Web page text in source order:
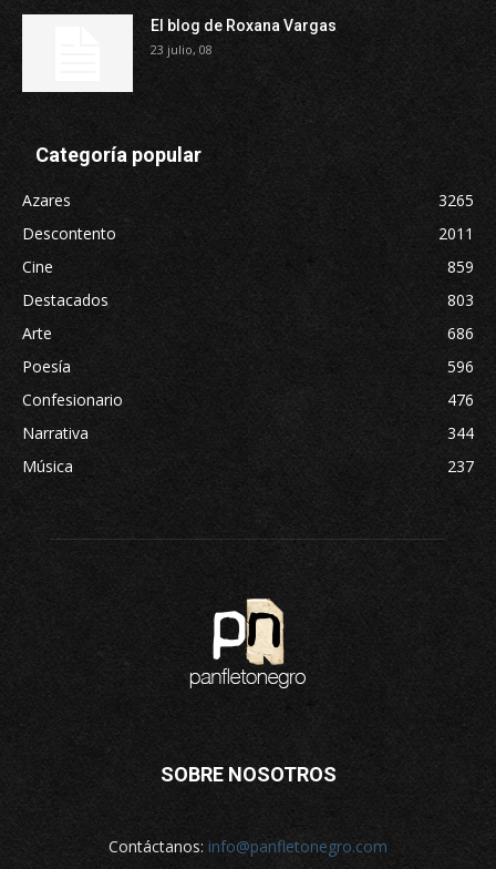
El blog de Roxana Vargas
23 julio, 08
Categoría popular
Azares
3265
Descontento
2011
Cine
859
Destacados
803
Arte
686
Poesía
596
Confesionario
476
Narrativa
344
Música
237
SOBRE NOSOTROS
Contáctanos: info@panfletonegro.com